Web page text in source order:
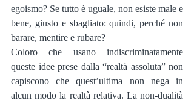
egoismo? Se tutto è uguale, non esiste male e
bene, giusto e sbagliato: quindi, perché non
barare, mentire e rubare?
Coloro che usano indiscriminatamente
queste idee prese dalla “realtà assoluta” non
capiscono che quest’ultima non nega in
alcun modo la realtà relativa. La non-dualità